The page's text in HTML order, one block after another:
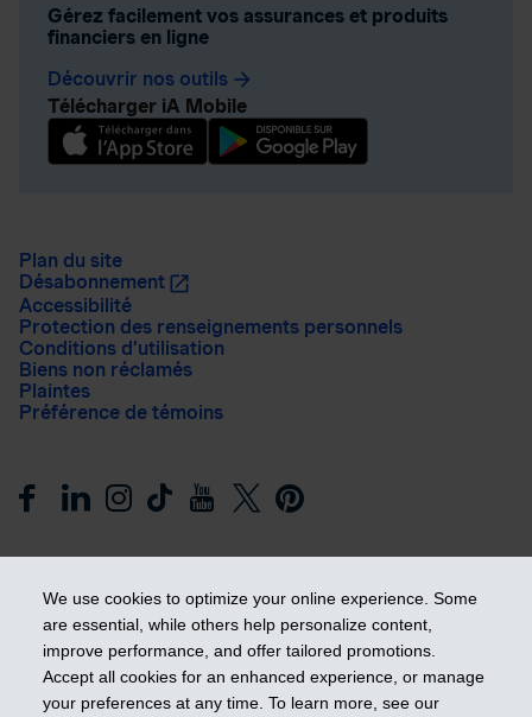
We use cookies to optimize your online experience. Some
are essential, while others help personalize content,
improve performance, and offer tailored promotions.
Accept all cookies for an enhanced experience, or manage
your preferences at any time. To learn more, see our
Gérez facilement vos assurances et produits
financiers en ligne
Découvrir nos outils arrow_forward
Télécharger iA Mobile
Plan du site
Désabonnement
Accessibilité
Protection des renseignements personnels
Conditions d’utilisation
Biens non réclamés
Plaintes
Préférence de témoins
Prendre les devants